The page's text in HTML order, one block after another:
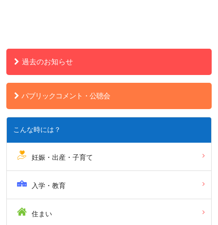
過去のお知らせ
パブリックコメント・公聴会
こんな時には？
妊娠・出産・子育て
入学・教育
住まい